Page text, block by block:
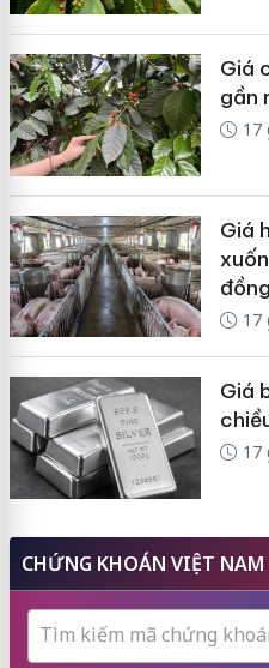
Giá
gần
17
Giá
17
Giá
17
CHỨNG KHOÁN VIỆT NAM
Tìm kiếm mã chứng